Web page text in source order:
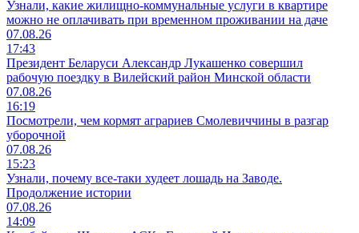
Узнали, какие жилищно-коммунальные услуги в квартире
можно не оплачивать при временном проживании на даче
07.08.26
17:43
Президент Беларуси Александр Лукашенко совершил
рабочую поездку в Вилейский район Минской области
07.08.26
16:19
Посмотрели, чем кормят аграриев Смолевиччины в разгар
уборочной
07.08.26
15:23
Узнали, почему все-таки худеет лошадь на Заводе.
Продолжение истории
07.08.26
14:09